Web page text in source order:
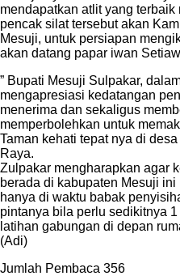
mendapatkan atlit yang
pencak silat tersebut akan
Mesuji, untuk persiapan
akan datang papar iwan
” Bupati Mesuji Sulpakar,
mengapresiasi kedatangan
menerima dan sekaligus
memperbolehkan untuk
Taman kehati tepat nya di
Raya.
Zulpakar mengharapkan agar
berada di kabupaten Mesuji
hanya di waktu babak
pintanya bila perlu sedikitnya
latihan gabungan di depan
(Adi)
Jumlah Pembaca 356